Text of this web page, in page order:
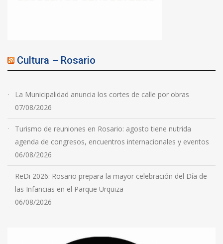
Cultura – Rosario
La Municipalidad anuncia los cortes de calle por obras
07/08/2026
Turismo de reuniones en Rosario: agosto tiene nutrida
agenda de congresos, encuentros internacionales y eventos
06/08/2026
ReDi 2026: Rosario prepara la mayor celebración del Día de
las Infancias en el Parque Urquiza
06/08/2026